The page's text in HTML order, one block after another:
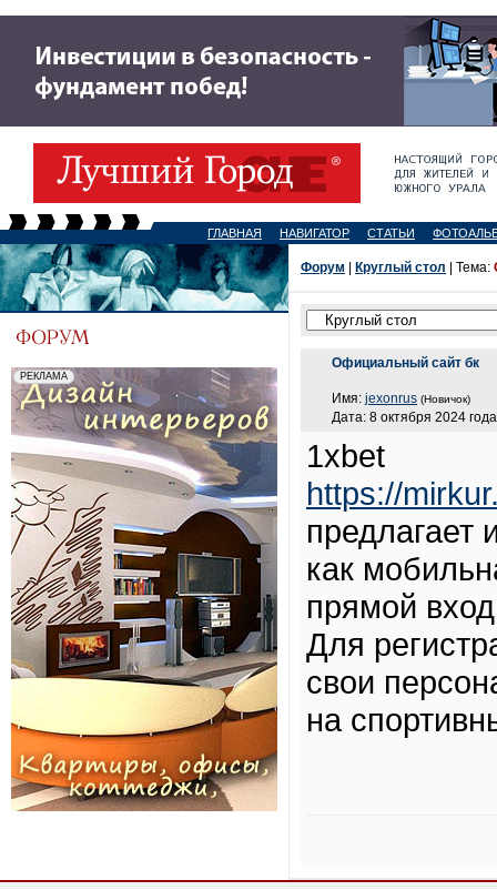
ГЛАВНАЯ НАВИГАТОР СТАТЬИ
Форум Круглый стол | Тема:
Официальный сайт бк
Имя: jexonrus (Новичок)
Дата: 8 октября 2024
1xbet
https://
предлагает
как
прямой
Для
свои
на